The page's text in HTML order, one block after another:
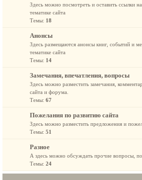
Здесь можно посмотреть и оставить ссылки
тематике сайта
Темы: 18
Анонсы
Здесь размещаются анонсы книг, событий и
тематике сайта
Темы: 14
Замечания, впечатления, вопросы
Здесь можно разместить замечания,
сайта и форума.
Темы: 67
Пожелания по развитию сайта
Здесь можно разместить предложения и
Темы: 51
Разное
А здесь можно обсуждать прочие вопросы,
Темы: 24